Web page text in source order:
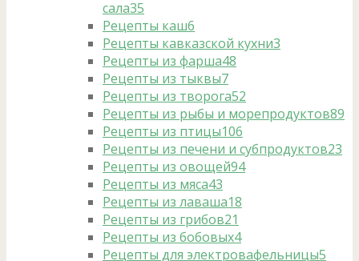
сала35
Рецепты каш6
Рецепты кавказской кухни3
Рецепты из фарша48
Рецепты из тыквы7
Рецепты из творога52
Рецепты из рыбы и морепродуктов89
Рецепты из птицы106
Рецепты из печени и субпродуктов23
Рецепты из овощей94
Рецепты из мяса43
Рецепты из лаваша18
Рецепты из грибов21
Рецепты из бобовых4
Рецепты для электровафельницы5